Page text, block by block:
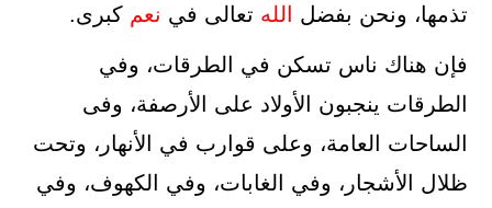
تذمها، ونحن بفضل الله تعالى في نعم كبرى.
فإن هناك ناس تسكن في الطرقات، وفي
الطرقات ينجبون الأولاد على الأرصفة، وفى
الساحات العامة، وعلى قوارب في الأنهار، وتحت
ظلال الأشجار، وفي الغابات، وفي الكهوف، وفي